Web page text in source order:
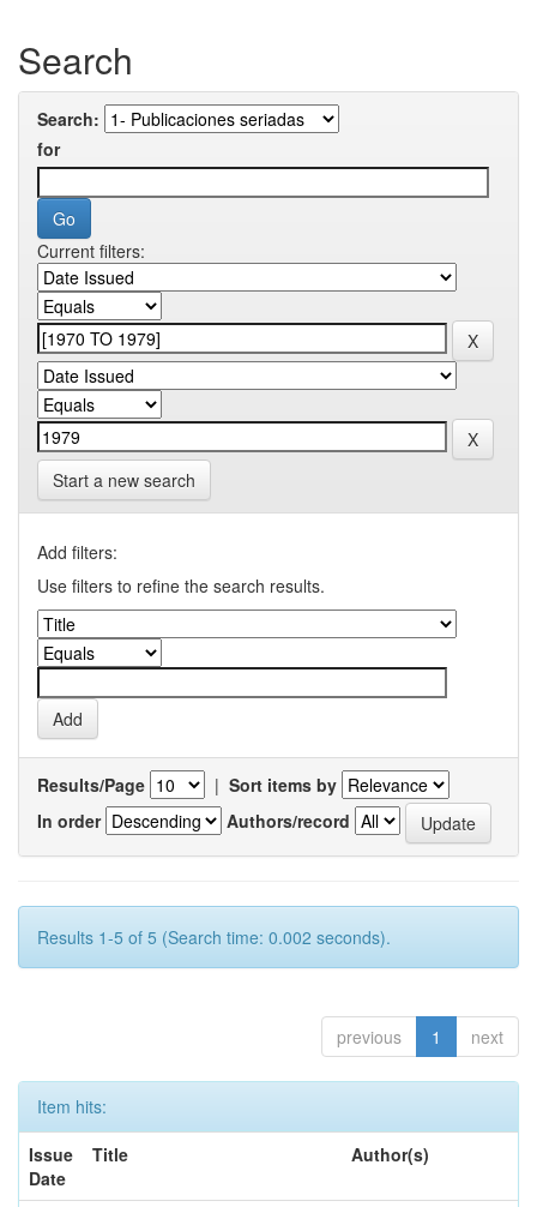
Search
Search:
for
Current filters:
Start a new search
Add filters:
Use filters to refine the search results.
Results/Page | Sort items by
In order
Authors/record
Results 1-5 of 5 (Search time: 0.002 seconds).
previous 1 next
Item hits:
Issue
Date
Title Author(s)